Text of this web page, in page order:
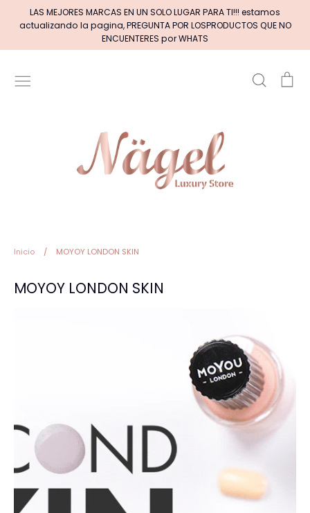
directamente
contenido
LAS MEJORES MARCAS EN UN SOLO LUGAR PARA TI!!! estamos
actualizando la pagina, PREGUNTA POR LOSPRODUCTOS QUE NO
ENCUENTERES por WHATS
Buscar
MARCAS DE ACRILICOS & GEL PINCELES (por tipos)
+BASE RUBBER+
EFECTOS ESPEJO METALICOS
DECORACIONES (Glitter, Foil, Estoperoles...)
Stickers & Tattoos para uñas
Inicio / MOYOY LONDON SKIN
MOYOY LONDON SKIN